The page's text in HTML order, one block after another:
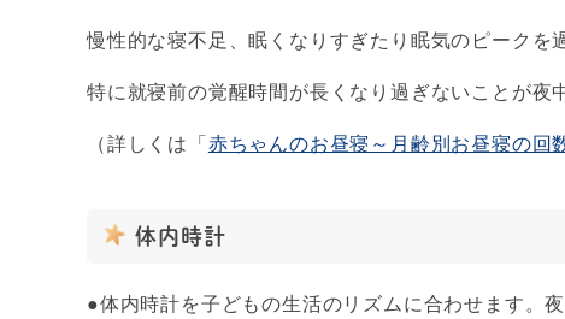
慢性的な寝不足、眠くなりすぎたり眠気のピークを
特に就寝前の覚醒時間が長くなり過ぎないことが夜
（詳しくは「 赤ちゃんのお昼寝～月齢別お昼寝の回
体内時計
●体内時計を子どもの生活のリズムに合わせます。